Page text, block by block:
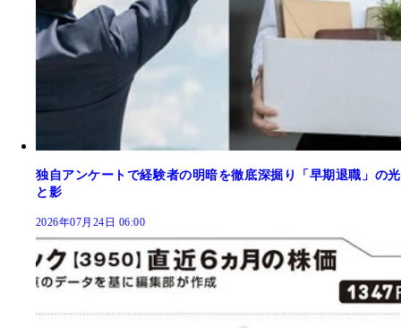
独自アンケートで経験者の明暗を徹底深掘り「早期退職」の光
と影
2026年07月24日 06:00